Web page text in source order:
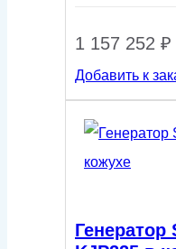
1 157 252 ₽
Добавить к
Генератор